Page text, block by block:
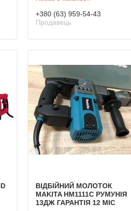
+380 (63) 959-54-43
Продавець
ВІДБІЙНИЙ МОЛОТОК
MAKITA HM1111C РУМУНІЯ
13ДЖ ГАРАНТІЯ 12 МІС